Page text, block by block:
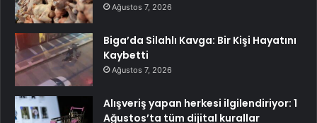
Ağustos 7, 2026
Biga’da Silahlı Kavga: Bir Kişi Hayatını
Kaybetti
Ağustos 7, 2026
Alışveriş yapan herkesi ilgilendiriyor: 1
Ağustos’ta tüm dijital kurallar